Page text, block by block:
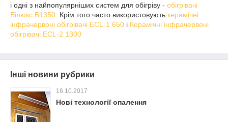
і одні з найпопулярніших систем для обігріву - обігрівачі
Білюкс Б1350 . Крім того часто використовують керамічні
інфрачервоні обігрівачі ECL-1 650 і Керамічні інфрачервоні
обігрівачі ECL-2 1300
Інші новини рубрики
16.10.2017
Нові технології опалення